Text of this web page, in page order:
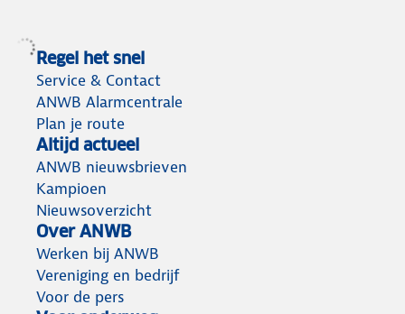
Regel het snel
Service & Contact
ANWB Alarmcentrale
Plan je route
Altijd actueel
ANWB nieuwsbrieven
Kampioen
Nieuwsoverzicht
Over ANWB
Werken bij ANWB
Vereniging en bedrijf
Voor de pers